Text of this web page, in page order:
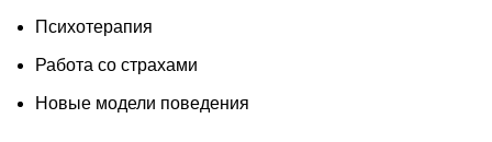
Психотерапия
Работа со страхами
Новые модели поведения